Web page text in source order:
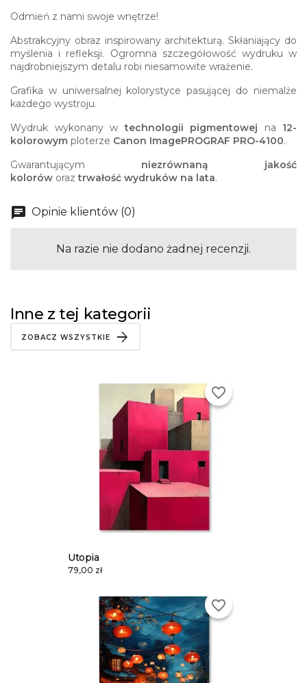
Odmień z nami swoje wnętrze!
Abstrakcyjny obraz inspirowany architekturą. Skłaniający do
myślenia i refleksji. Ogromna szczegółowość wydruku w
najdrobniejszym detalu robi niesamowite wrażenie.
Grafika w uniwersalnej kolorystyce pasującej do niemalże
każdego wystroju.
Wydruk wykonany wtechnologii pigmentowej na 12-
kolorowym ploterze Canon ImagePROGRAF PRO-4100.
Gwarantującym niezrównaną jakość
kolorów oraztrwałość wydruków na lata.
Opinie klientów (0)
Na razie nie dodano żadnej recenzji.
Inne z tej kategorii
ZOBACZ WSZYSTKIE
Utopia
79,00 zł
favorite_border
favorite_border